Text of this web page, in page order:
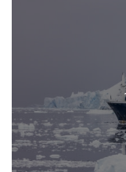
wildlife, terrain,
Daily lectures
Additionally,
and staff
delivering a first
professionals. When the voyage ended, disembarking
the ship included
staff and
adventure. In my
ships that are